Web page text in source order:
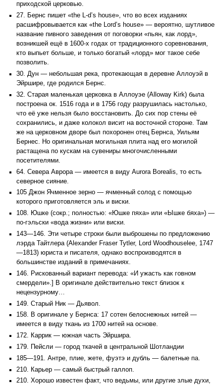
приходской церковью.
27. Бернс пишет «the L-d’s house», что во всех изданиях
расшифровывается как «the Lord’s house» — вероятно, шутливое
название пивного заведения от поговорки «пьян, как лорд»,
возникшей ещё в 1600-х годах от традиционного соревнования,
кто выпьет больше, и только богатый «лорд» мог такое себе
позволить.
30. Дун — небольшая река, протекающая в деревне Аллоуэй в
Эйршире, где родился Бернс.
32. Старая маленькая церковка в Аллоуэе (Alloway Kirk) была
построена ок. 1516 года и в 1756 году разрушилась настолько,
что её уже нельзя было восстановить. До сих пор стены её
сохранились, и даже колокол висит на восточной стороне. Там
же на церковном дворе был похоронен отец Бернса, Уильям
Бернес. Но оригинальная могильная плита над его могилой
растащена по кускам на сувениры многочисленными
посетителями.
64. Севера Аврора — имеется в виду Aurora Borealis, то есть
северное сияние.
105 Джон Ячменное зерно — ячменный солод с помощью
которого приготовляется эль и виски.
108. Юшке (сокр.; полностью: «Юшке пяха» или «Ышке бяха») —
по-гэльски «вода жизни» или виски.
143—146. Эти четыре строки были выброшены по предложению
лэрда Тайтлера (Alexander Fraser Tytler, Lord Woodhouselee, 1747
—1813) юриста и писателя, однако воспроизводятся в
большинстве изданий в примечаниях.
146. Рискованный вариант перевода: «И ужасть как говном
смердели».] В оригинале действительно текст близок к
нецензурному…
149. Старый Ник — Дьявол.
158. В оригинале у Бернса: 17 сотен белоснежных нитей —
имеется в виду ткань из 1700 нитей на основе.
172. Каррик — южная часть Эйршира.
179. Пейсли — город ткачей в центральной Шотландии
185—191. Антре, плие, жете, фуэтэ и дубль — балетные па.
210. Карьер — самый быстрый галлоп.
210. Хорошо известен факт, что ведьмы, или другие злые духи,